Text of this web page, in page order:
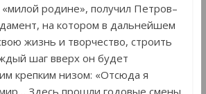
родине», получил Петров–
на котором в дальнейшем
жизнь и творчество, строить
шаг вверх он будет
крепким низом: «Отсюда я
мир… Здесь прошли годовые смены